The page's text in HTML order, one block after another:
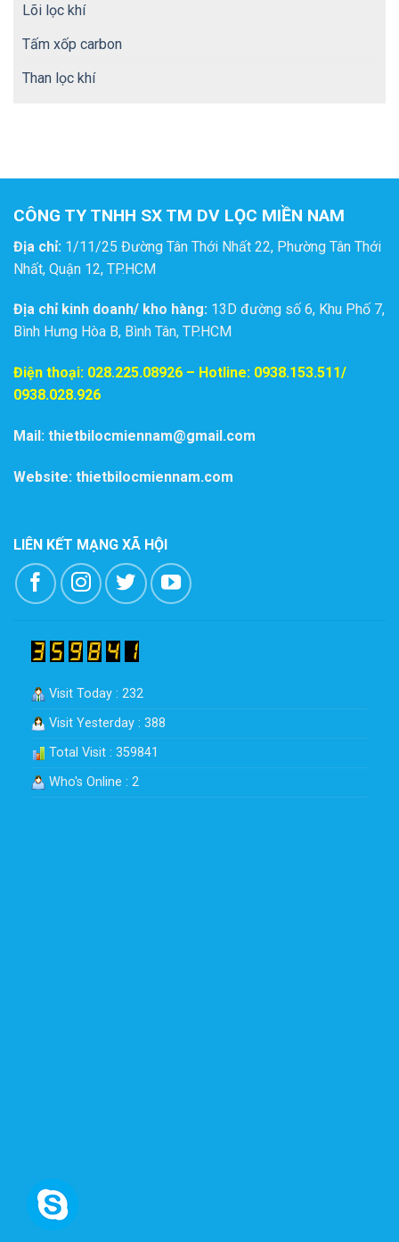
Lõi lọc khí
Tấm xốp carbon
Than lọc khí
CÔNG TY TNHH SX TM DV LỌC MIỀN NAM
Địa chỉ: 1/11/25 Đường Tân Thới Nhất 22, Phường Tân Thới
Nhất, Quận 12, TP.HCM
Địa chỉ kinh doanh/ kho hàng: 13D đường số 6, Khu Phố 7,
Bình Hưng Hòa B, Bình Tân, TP.HCM
Điện thoại: 028.225.08926 – Hotline: 0938.153.511/
0938.028.926
Mail: thietbilocmiennam@gmail.com
Website: thietbilocmiennam.com
LIÊN KẾT MẠNG XÃ HỘI
Visit Today : 232
Visit Yesterday : 388
Total Visit : 359841
Who's Online : 2